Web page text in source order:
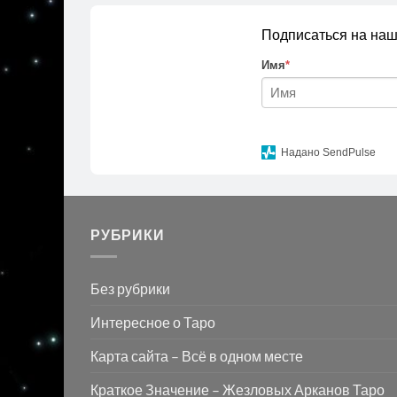
Подписаться на
Имя*
Надано SendPulse
РУБРИКИ
Без рубрики
Интересное о Таро
Карта сайта – Всё в одном месте
Краткое Значение – Жезловых Арканов Таро